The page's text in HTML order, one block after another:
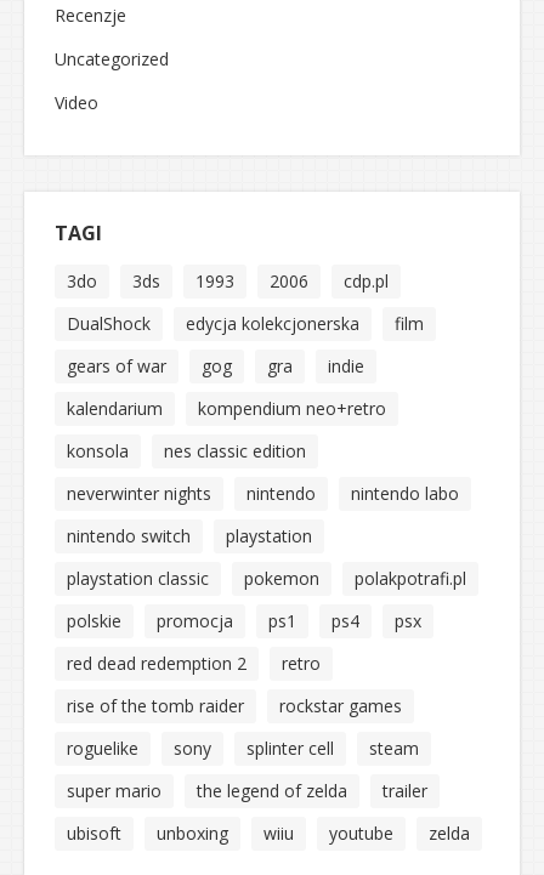
Recenzje
Uncategorized
Video
TAGI
3do 3ds 1993 2006
cdp.pl
DualShock
edycja kolekcjonerska
film
gears of war
gog gra
indie
kalendarium
kompendium neo+retro
konsola
nes classic edition
neverwinter nights
nintendo
nintendo labo
nintendo switch
playstation
playstation classic
pokemon
polakpotrafi.pl
polskie
promocja ps1 ps4
psx
red dead redemption 2
retro
rise of the tomb raider
rockstar games
roguelike
sony splinter cell
steam
super mario
the legend of zelda
trailer
ubisoft
unboxing wiiu youtube zelda